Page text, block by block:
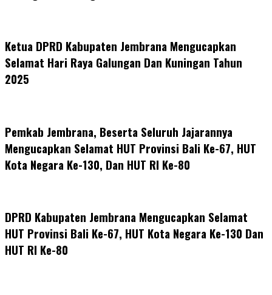
Ketua DPRD Kabupaten Jembrana Mengucapkan
Selamat Hari Raya Galungan Dan Kuningan Tahun
2025
Pemkab Jembrana, Beserta Seluruh Jajarannya
Mengucapkan Selamat HUT Provinsi Bali Ke-67, HUT
Kota Negara Ke-130, Dan HUT RI Ke-80
DPRD Kabupaten Jembrana Mengucapkan Selamat
HUT Provinsi Bali Ke-67, HUT Kota Negara Ke-130 Dan
HUT RI Ke-80